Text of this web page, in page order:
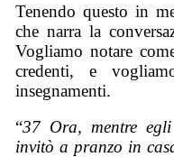
Tenendo questo in
che narra la
Vogliamo notare
credenti, e
insegnamenti.
“37 Ora, mentre
invitò a pranzo in